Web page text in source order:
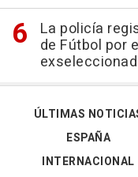
La policía
de Fútbol por
ÚLTIMAS
ESPAÑA
INTERNACIONAL